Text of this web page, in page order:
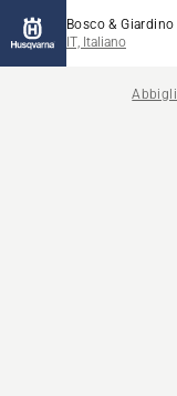
Bosco & Giardino
IT, Italiano